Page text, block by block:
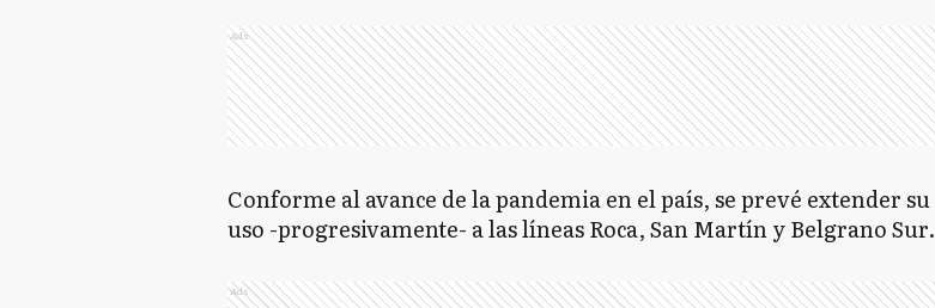
Ads
Conforme al avance de la pandemia en el país, se prevé extender su
uso -progresivamente- a las líneas Roca, San Martín y Belgrano Sur.
Ads